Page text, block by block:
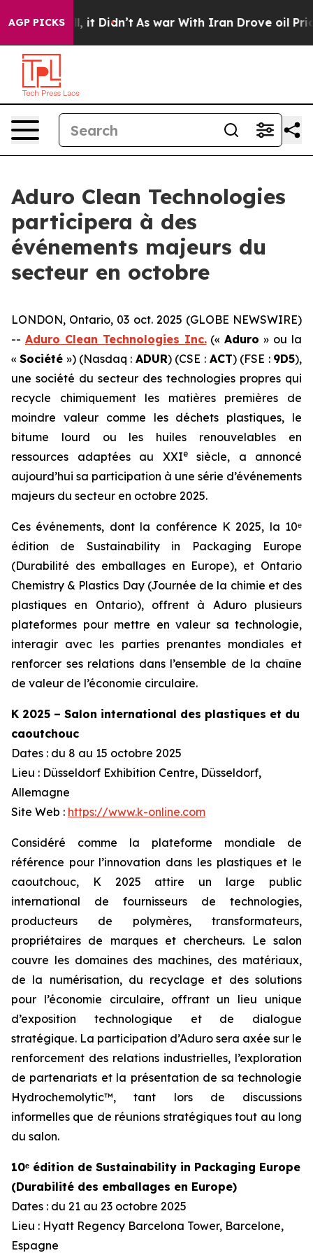
AGP PICKS
Well, it Didn’t As war With Iran Drove oil Prices
Aduro Clean Technologies
participera à des
événements majeurs du
secteur en octobre
LONDON, Ontario, 03 oct. 2025 (GLOBE NEWSWIRE)
-- Aduro Clean Technologies Inc.(«Aduro » ou la
«Société ») (Nasdaq : ADUR) (CSE :ACT) (FSE : 9D5),
une société du secteur des technologies propres qui
recycle chimiquement les matières premières de
moindre valeur comme les déchets plastiques, le
bitume lourd ou les huiles renouvelables en
ressources adaptées au XXIesiècle, a annoncé
aujourd’hui sa participation à une série d’événements
majeurs du secteur en octobre 2025.
Ces événements, dont la conférence K 2025, la 10ᵉ
édition de Sustainability in Packaging Europe
(Durabilité des emballages en Europe), et Ontario
Chemistry & Plastics Day (Journée de la chimie et des
plastiques en Ontario), offrent à Aduro plusieurs
plateformes pour mettre en valeur sa technologie,
interagir avec les parties prenantes mondiales et
renforcer ses relations dans l’ensemble de la chaîne
de valeur de l’économie circulaire.
K 2025 – Salon international des plastiques et du
caoutchouc
Dates : du 8 au 15 octobre 2025
Lieu : Düsseldorf Exhibition Centre, Düsseldorf,
Allemagne
Site Web : https://www.k-online.com
Considéré comme la plateforme mondiale de
référence pour l’innovation dans les plastiques et le
caoutchouc, K 2025 attire un large public
international de fournisseurs de technologies,
producteurs de polymères, transformateurs,
propriétaires de marques et chercheurs. Le salon
couvre les domaines des machines, des matériaux,
de la numérisation, du recyclage et des solutions
pour l’économie circulaire, offrant un lieu unique
d’exposition technologique et de dialogue
stratégique. La participation d’Aduro sera axée sur le
renforcement des relations industrielles, l’exploration
de partenariats et la présentation de sa technologie
Hydrochemolytic™, tant lors de discussions
informelles que de réunions stratégiques tout au long
du salon.
10ᵉ édition de Sustainability in Packaging Europe
(Durabilité des emballages en Europe)
Dates : du 21 au 23 octobre 2025
Lieu : Hyatt Regency Barcelona Tower, Barcelone,
Espagne